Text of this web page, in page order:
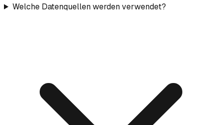
Welche Datenquellen werden verwendet?